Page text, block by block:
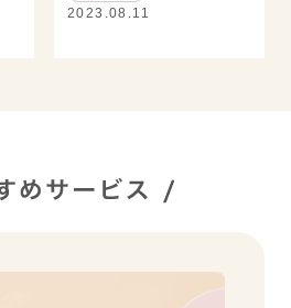
2023.08.11